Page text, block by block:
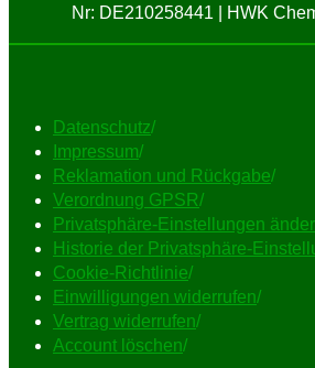
Nr: DE210258441 | HWK
Datenschutz/
Impressum/
Reklamation und Rückgabe/
Verordnung GPSR/
Privatsphäre-Einstellungen
Historie der Privatsphäre-
Cookie-Richtlinie/
Einwilligungen widerrufen/
Vertrag widerrufen/
Account löschen/